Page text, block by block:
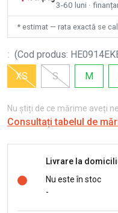
3-60 luni ·
* estimat — rata exactă se
: (Cod produs:
XS
S M
Nu știți de ce mărime aveți
Consultați tabelul de
Livrare la
Nu este în stoc
-